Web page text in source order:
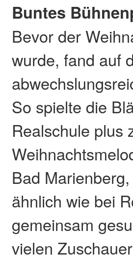
Buntes
Bevor der
wurde, fand auf
So spielte die
Realschule plus
Bad
ähnlich wie bei
gemeinsam
vielen